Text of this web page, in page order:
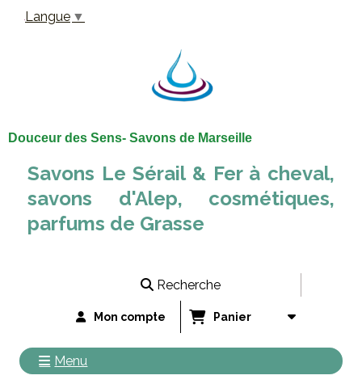
Douceur des Sens- Savons de Marseille
Savons Le Sérail & Fer à cheval,
savons d'Alep, cosmétiques,
parfums de Grasse
Recherche
Mon compte Panier
Menu
Langue ▼